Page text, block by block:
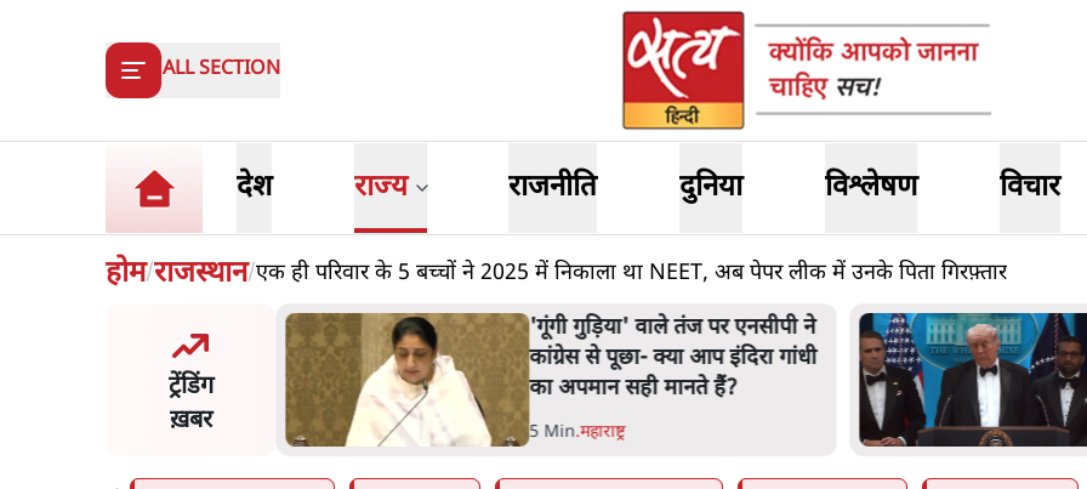
ALL SECTION
देश राज्य राजनीति दुनिया विश्लेषण विचार
होम/राजस्थान/एक ही परिवार के 5 बच्चों ने 2025 में निकाला था NEET, अब पेपर लीक में उनके पिता गिरफ़्तार
ट्रेंडिंग
ख़बर
अल्फा संवादः दिपके ने
80 साल के बुजुर्ग से जेन जी
'गूंगी गुड़िया' वाले तंज पर एनसीपी ने
कांग्रेस से पूछा- क्या आप इंदिरा गांधी
का अपमान सही मानते हैं?
5 Min.महाराष्ट्र